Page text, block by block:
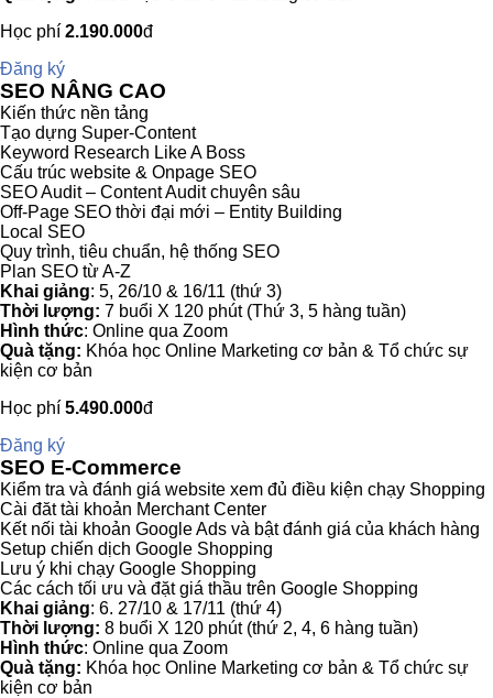
Học phí 2.190.000đ
Đăng ký
SEO NÂNG CAO
Kiến thức nền tảng
Tạo dựng Super-Content
Keyword Research Like A Boss
Cấu trúc website & Onpage SEO
SEO Audit – Content Audit chuyên sâu
Off-Page SEO thời đại mới – Entity Building
Local SEO
Quy trình, tiêu chuẩn, hệ thống SEO
Plan SEO từ A-Z
Khai giảng: 5, 26/10 & 16/11 (thứ 3)
Thời lượng: 7 buổi X 120 phút (Thứ 3, 5 hàng tuần)
Hình thức: Online qua Zoom
Quà tặng: Khóa học Online Marketing cơ bản & Tổ chức sự
kiện cơ bản
Học phí 5.490.000đ
Đăng ký
SEO E-Commerce
Kiểm tra và đánh giá website xem đủ điều kiện chạy Shopping
Cài đăt tài khoản Merchant Center
Kết nối tài khoản Google Ads và bật đánh giá của khách hàng
Setup chiến dịch Google Shopping
Lưu ý khi chạy Google Shopping
Các cách tối ưu và đặt giá thầu trên Google Shopping
Khai giảng: 6. 27/10 & 17/11 (thứ 4)
Thời lượng: 8 buổi X 120 phút (thứ 2, 4, 6 hàng tuần)
Hình thức: Online qua Zoom
Quà tặng: Khóa học Online Marketing cơ bản & Tổ chức sự
kiện cơ bản